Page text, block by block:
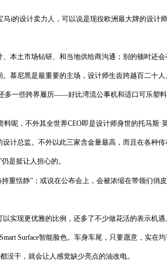
i的设计卖力人，可以说是现役欧洲最大牌的设计师
本土市场钻研、和当地供给商沟通；别的顿时还会
慕尼黑是最重要的主场，设计师生齿跨越百二十人
多一些跨界履历——好比湾流公事机和适口可乐
，不外其全世界CEO即是设计师身世的托马斯·英
计总监。不外以此三家含金量最高，而且在各种
是挺让人担心的。
重恬静”；或说在公布会上，会被浓缩在带领们
实现更优雅的比例，还多了不少做花活的表示机遇
Surface智能脸色。车身车尾，只要愿意，实在均
没干，就会让人感觉缺少亮点的油改电。